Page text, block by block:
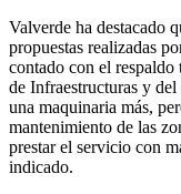
Valverde ha destacado
propuestas realizadas
contado con el respaldo
de Infraestructuras y
una maquinaria más,
mantenimiento de las
prestar el servicio con
indicado.